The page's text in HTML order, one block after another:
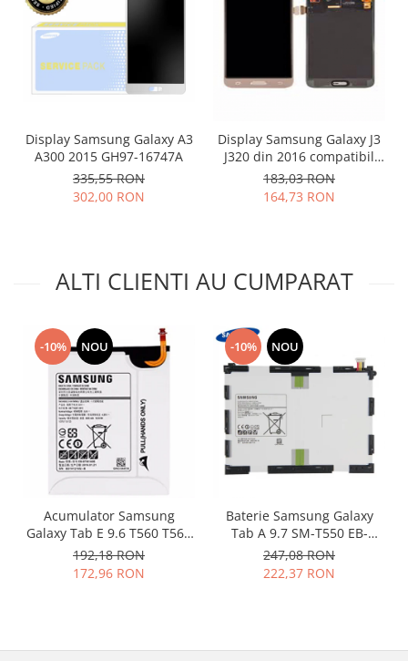
Samsung
Sony
Rama mijloc telefon
Allview
Huawei
Touchscreen
ALCATEL
Allview
Blackberry
E-BODA
Iphone
MEIZU
Motorola
Display Samsung Galaxy A3
A300 2015 GH97-16747A
335,55 RON
302,00 RON
Display Samsung Galaxy J3
J320 din 2016 compatibil
auriu
183,03 RON
164,73 RON
ALTI CLIENTI AU CUMPARAT
-10% NOU
Acumulator Samsung
Galaxy Tab E 9.6 T560 T561
EB-BT561ABE original
192,18 RON
172,96 RON
-10% NOU
Baterie Samsung Galaxy
Tab A 9.7 SM-T550 EB-
BT550ABE originala
247,08 RON
222,37 RON